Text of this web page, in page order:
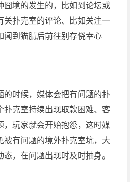
囧境的发生的，比如到论坛或
关扑克室的评论、比如关注一
闻到猫腻后前往别存侥幸心
的时候，媒体会把有问题的扑
扑克室持续出现取款困难、客
，玩家就会开始抱怨，这时媒
被有问题的境外扑克室坑，大
，在问题出现时及时抽身。